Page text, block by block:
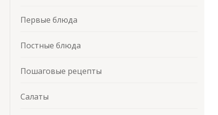
Первые блюда
Постные блюда
Пошаговые рецепты
Салаты